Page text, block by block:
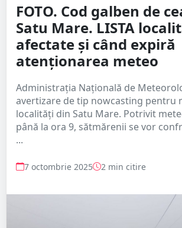
FOTO. Cod galben de
Satu Mare. LISTA
afectate și când expiră
atenționarea meteo
Administrația Națională de
avertizare de tip nowcasting pentru
localități din Satu Mare. Potrivit
până la ora 9, sătmărenii se vor
...
7 octombrie 2025 2 min citire